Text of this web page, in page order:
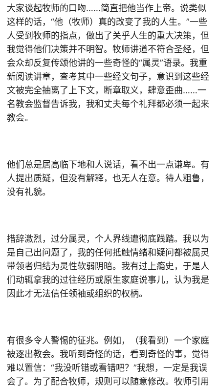
大家谈起牧师的口吻……简直把他当作上帝。说类似
这样的话，“他（牧师）真的改变了我的人生。”一些
人受到牧师的指点，做出了关乎人生的重大决策，但
我觉得他们决策并不明智。牧师讲道不符合圣经，但
会众却反复传颂他讲的一些奇怪的“属灵”语录。我重
新阅读讲章，查考其中一些经文句子，意识到这些经
文被完全抽离了上下文，断章取义，肆意歪曲……一
名教会监督告诉我，我和丈夫每个礼拜都必须一起来
教会。
他们总是居高临下地和人说话，看不出一点谦卑。有
人提出质疑，但没有解释，也无人在意。待人粗鲁，
没有礼貌。
措辞激烈，过分属灵，个人界线遭彻底践踏。我以为
是自己出问题了，我的任何抵触情绪和疑问都被属灵
带领者归结为灵性软弱阴暗。我有过上瘾史，于是人
们动辄拿我的过往经历或原生家庭说事儿，认为我是
因此才无法信任领袖或组织的权柄。
有很多令人警惕的征兆。例如，（我看到）一个家庭
被逐出教会。我听到奇怪的话，看到奇怪的事，觉得
难以置信：“我没听错或看错吧？”我想，一定是我误
会了。为了配合牧师，规则可以随意修改。牧师引用